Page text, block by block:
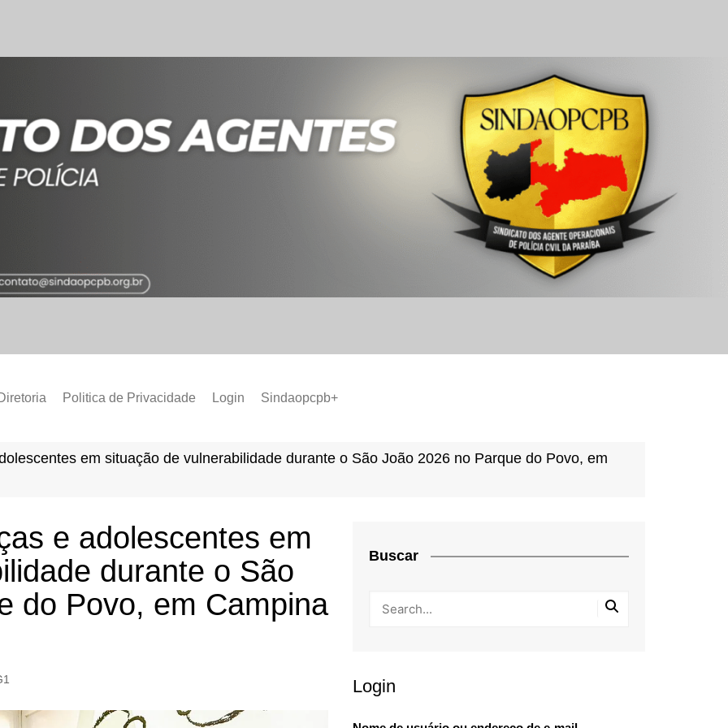
PCCR 2022
Politica de Privacidade Login Sindaopcpb+
em situação de vulnerabilidade durante o São João 2026 no Parque do Povo, em
e adolescentes em
durante o São
do Povo, em Campina
Buscar
Login